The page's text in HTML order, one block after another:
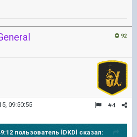
92
#4
09:50:55
пользователь lDKDl сказал: